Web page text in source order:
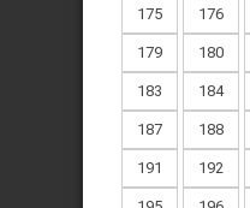
175 176
179 180
183 184
187 188
191 192